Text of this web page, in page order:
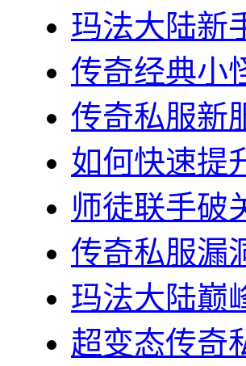
玛法大陆新
传奇经典小
传奇私服新
如何快速提
师徒联手破
传奇私服漏
玛法大陆巅
超变态传奇